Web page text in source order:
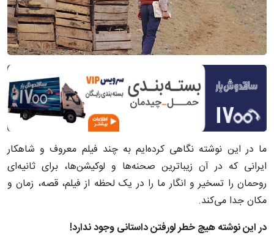
ما در این نوشته نگاهی کرده‌ایم به چند فیلم معروف و شاهکار
ایرانی که در آن زیباترین صحنه‌ها و لوکیشن‌ها، برای ثانیه‌ای
روحمان را تسخیر و انگار ما را در یک لحظه از فیلم، قصه، زمان و
مکان جدا می‌کند.
در این نوشته هیچ خطر لورفتن داستانی وجود ندارد!